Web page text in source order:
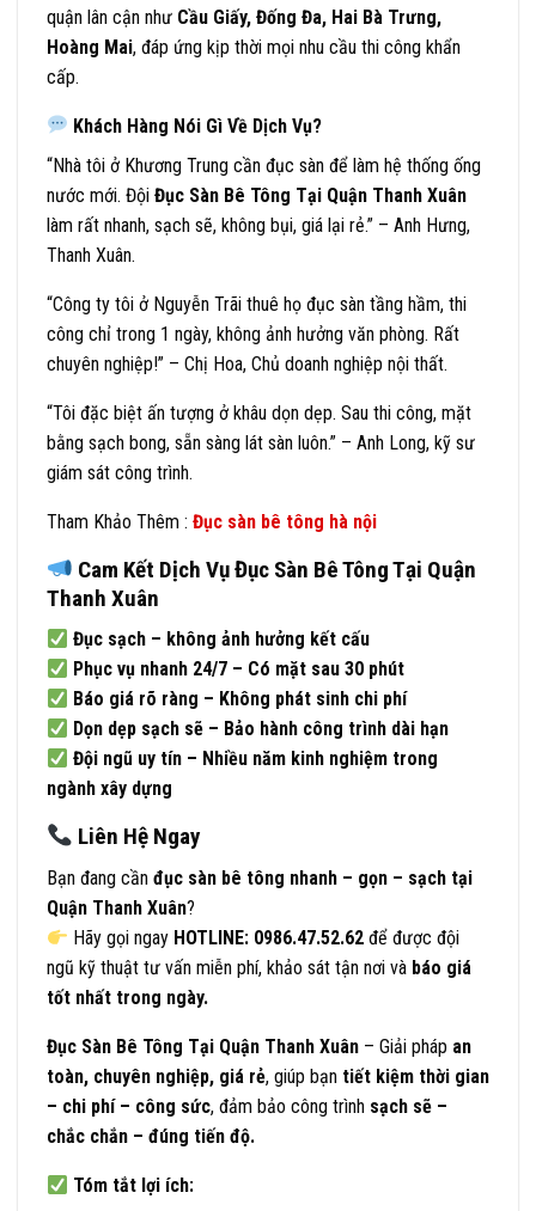
quận lân cận như Cầu Giấy, Đống Đa, Hai Bà Trưng,
Hoàng Mai, đáp ứng kịp thời mọi nhu cầu thi công khẩn
cấp.
Khách Hàng Nói Gì Về Dịch Vụ?
“Nhà tôi ở Khương Trung cần đục sàn để làm hệ thống ống
nước mới. Đội Đục Sàn Bê Tông Tại Quận Thanh Xuân
làm rất nhanh, sạch sẽ, không bụi, giá lại rẻ.” – Anh Hưng,
Thanh Xuân.
“Công ty tôi ở Nguyễn Trãi thuê họ đục sàn tầng hầm, thi
công chỉ trong 1 ngày, không ảnh hưởng văn phòng. Rất
chuyên nghiệp!” – Chị Hoa, Chủ doanh nghiệp nội thất.
“Tôi đặc biệt ấn tượng ở khâu dọn dẹp. Sau thi công, mặt
bằng sạch bong, sẵn sàng lát sàn luôn.” – Anh Long, kỹ sư
giám sát công trình.
Tham Khảo Thêm : Đục sàn bê tông hà nội
Cam Kết Dịch Vụ Đục Sàn Bê Tông Tại Quận
Thanh Xuân
Đục sạch – không ảnh hưởng kết cấu
Phục vụ nhanh 24/7 – Có mặt sau 30 phút
Báo giá rõ ràng – Không phát sinh chi phí
Dọn dẹp sạch sẽ – Bảo hành công trình dài hạn
Đội ngũ uy tín – Nhiều năm kinh nghiệm trong
ngành xây dựng
Liên Hệ Ngay
Bạn đang cần đục sàn bê tông nhanh – gọn – sạch tại
Quận Thanh Xuân?
Hãy gọi ngay HOTLINE: 0986.47.52.62 để được đội
ngũ kỹ thuật tư vấn miễn phí, khảo sát tận nơi và báo giá
tốt nhất trong ngày.
Đục Sàn Bê Tông Tại Quận Thanh Xuân – Giải pháp an
toàn, chuyên nghiệp, giá rẻ, giúp bạn tiết kiệm thời gian
– chi phí – công sức, đảm bảo công trình sạch sẽ –
chắc chắn – đúng tiến độ.
Tóm tắt lợi ích: